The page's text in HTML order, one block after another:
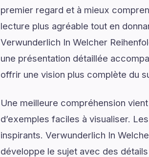
premier regard et à mieux
lecture plus agréable tout en
Verwunderlich In Welcher
une présentation détaillée
offrir une vision plus complète du
Une meilleure compréhension
d’exemples faciles à visualiser.
inspirants. Verwunderlich In
développe le sujet avec des